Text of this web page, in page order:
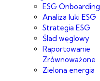
ESG Onboarding
Analiza luki ESG
Strategia ESG
Ślad węglowy
Raportowanie
Zrównoważone
Zielona energia